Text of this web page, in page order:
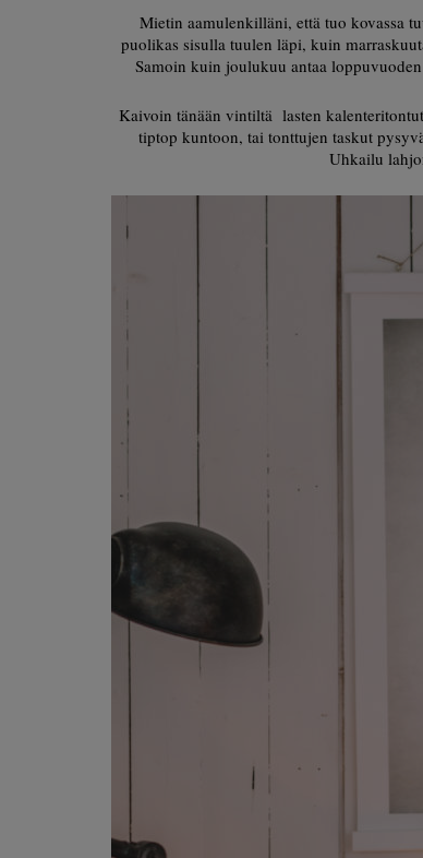
Mietin aamulenkilläni, että tuo kovassa
puolikas sisulla tuulen läpi, kuin
Samoin kuin joulukuu antaa
Kaivoin tänään vintiltä lasten
tiptop kuntoon, tai tonttujen taskut
Uhkailu